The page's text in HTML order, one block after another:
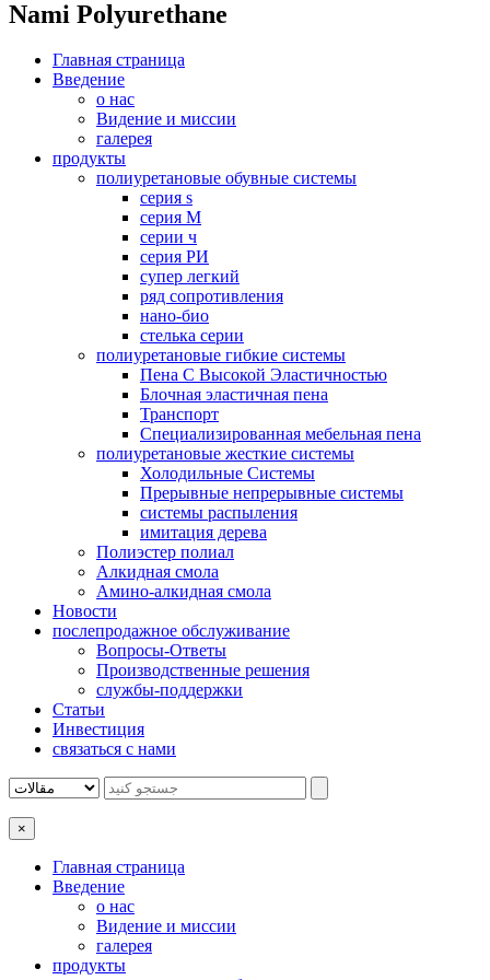
Nami Polyurethane
Главная страница
Введение
о нас
Видение и миссии
галерея
продукты
полиуретановые обувные системы
серия s
серия M
серии ч
серия РИ
супер легкий
ряд сопротивления
нано-био
стелька серии
полиуретановые гибкие системы
Пена С Высокой Эластичностью
Блочная эластичная пена
Транспорт
Специализированная мебельная пена
полиуретановые жесткие системы
Холодильные Системы
Прерывные непрерывные системы
системы распыления
имитация дерева
Полиэстер полиал
Алкидная смола
Амино-алкидная смола
Новости
послепродажное обслуживание
Вопросы-Ответы
Производственные решения
службы-поддержки
Статьи
Инвестиция
связаться с нами
×
Главная страница
Введение
о нас
Видение и миссии
галерея
продукты